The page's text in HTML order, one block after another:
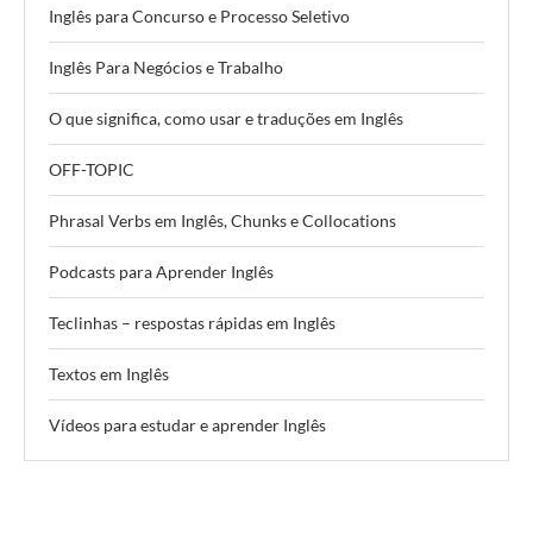
Inglês para Concurso e Processo Seletivo
Inglês Para Negócios e Trabalho
O que significa, como usar e traduções em Inglês
OFF-TOPIC
Phrasal Verbs em Inglês, Chunks e Collocations
Podcasts para Aprender Inglês
Teclinhas – respostas rápidas em Inglês
Textos em Inglês
Vídeos para estudar e aprender Inglês